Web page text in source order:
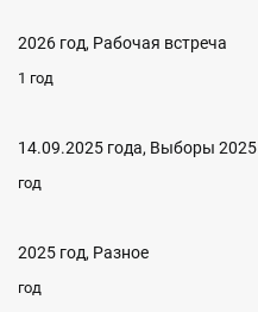
2026 год, Рабочая встреча
1 год
14.09.2025 года, Выборы 2025
год
2025 год, Разное
год